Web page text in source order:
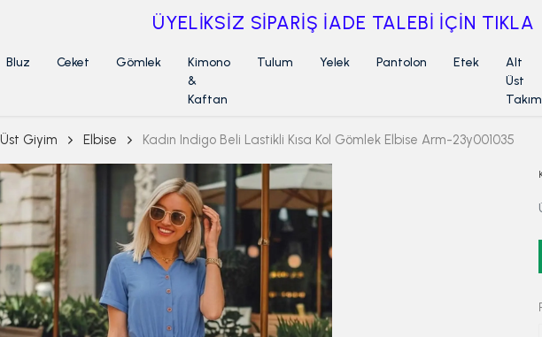
ÜYELİKSİZ SİPARİŞ İADE TALEBİ İÇİN TIKLA
Bluz Ceket Gömlek
Kimono
&
Kaftan
Tulum Yelek Pantolon Etek
Alt
Üst
Takım
Üst Giyim Elbise Kadın Indigo Beli Lastikli Kısa Kol Gömlek Elbise Arm-23y001035